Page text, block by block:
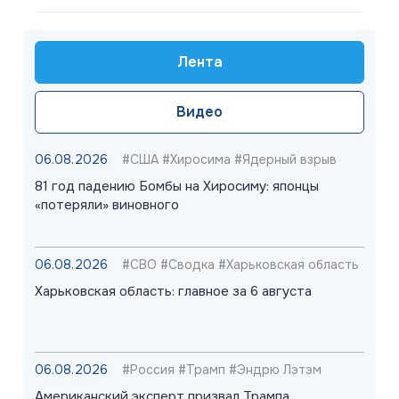
Лента
Видео
06.08.2026 #США #Хиросима #Ядерный взрыв
81 год падению Бомбы на Хиросиму: японцы
«потеряли» виновного
06.08.2026 #СВО #Сводка #Харьковская область
Харьковская область: главное за 6 августа
06.08.2026 #Россия #Трамп #Эндрю Лэтэм